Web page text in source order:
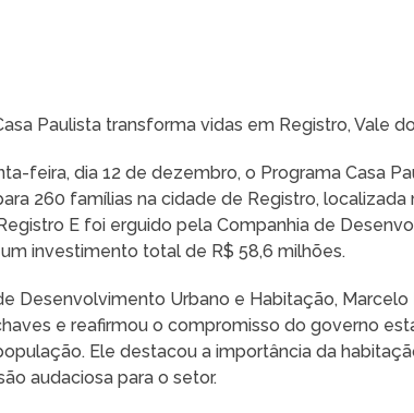
Paulista transforma vidas em Registro, Vale
feira, dia 12 de dezembro, o Programa Casa
260 famílias na cidade de Registro, localizada
E foi erguido pela Companhia de
investimento total de R$ 58,6 milhões.
Desenvolvimento Urbano e Habitação,
e reafirmou o compromisso do governo
Ele destacou a importância da
audaciosa para o setor.